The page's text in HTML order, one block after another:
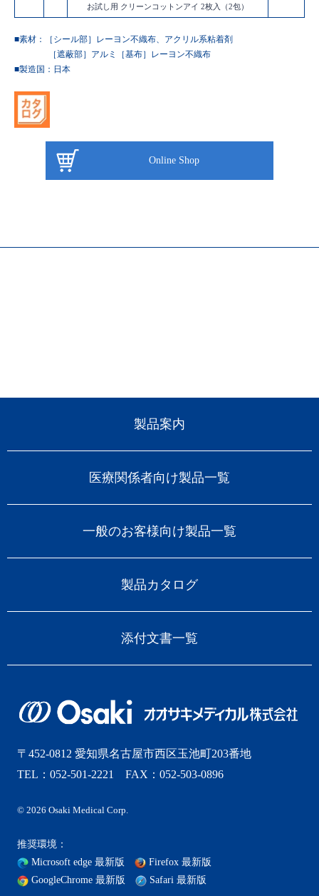
お試し用 クリーンコットンアイ 2枚入（2包）
■素材：［シール部］レーヨン不織布、アクリル系粘着剤
［遮蔽部］アルミ［基布］レーヨン不織布
■製造国： 日本
Online Shop
製品案内
医療関係者向け製品一覧
一般のお客様向け製品一覧
製品カタログ
添付文書一覧
〒452-0812 愛知県名古屋市西区玉池町203番地
TEL：052-501-2221 FAX：052-503-0896
© 2026 Osaki Medical Corp.
推奨環境：
Microsoft edge 最新版
Firefox 最新版
GoogleChrome 最新版
Safari 最新版